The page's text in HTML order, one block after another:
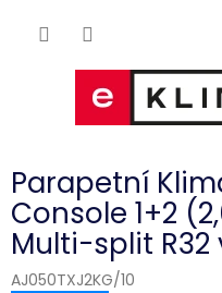
Parapetní
Console 1+2
Multi-split
AJ050TXJ2KG/10